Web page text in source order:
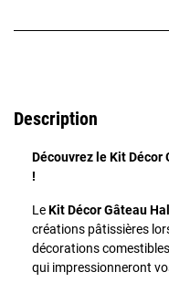
Description
Découvrez le Kit
!
LeKit Décor Gâteau
créations pâtissières
décorations
qui impressionneront